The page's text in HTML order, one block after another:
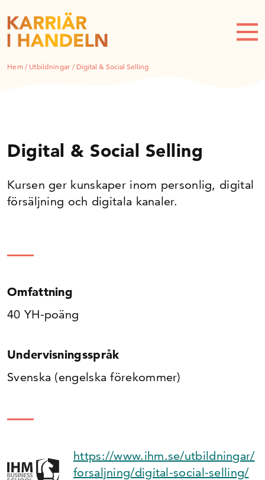
Hem/ Utbildningar / Digital & Social Selling
Digital & Social Selling
Kursen ger kunskaper inom personlig, digital
försäljning och digitala kanaler.
Omfattning
40 YH-poäng
Undervisningsspråk
Svenska (engelska förekommer)
https://www.ihm.se/utbildningar/
forsaljning/digital-social-selling/